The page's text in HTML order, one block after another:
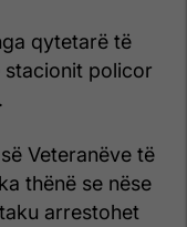
qytetarë të
stacionit policor
Veteranëve të
ka thënë se nëse
arrestohet